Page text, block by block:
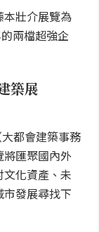
本壯介展覽為
兩檔超強企
築展
都會建築事務
匯聚國內外
化資產、未
發展尋找下